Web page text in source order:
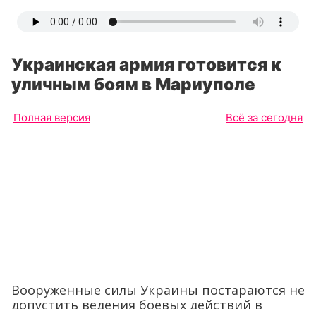
Украинская армия готовится к
уличным боям в Мариуполе
Полная версия Всё за сегодня
Вооруженные силы Украины постараются не
допустить ведения боевых действий в